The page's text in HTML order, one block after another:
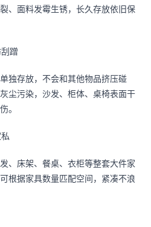
、面料发霉生锈，长久存放依旧保
蹭
独存放，不会和其他物品挤压碰
尘污染，沙发、柜体、桌椅表面干
。
、床架、餐桌、衣柜等整套大件家
根据家具数量匹配空间，紧凑不浪